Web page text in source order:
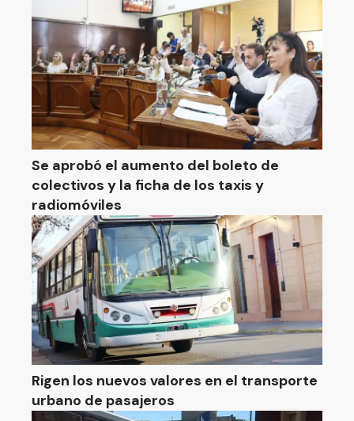
Se aprobó el aumento del boleto de
colectivos y la ficha de los taxis y
radiomóviles
Rigen los nuevos valores en el transporte
urbano de pasajeros